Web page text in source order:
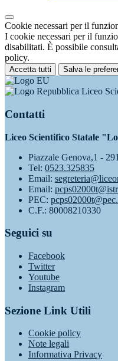
Cookie necessari per il
I cookie necessari per il
disabilitati. È possibile
policy.
Accetta tutti Salva le
Liceo
Contatti
Liceo Scientifico Statale
Piazzale Genova,1 -
Tel: 0523.325835
Email:
Email:
PEC:
C.F.: 80008210330
Seguici su
Facebook
Twitter
Youtube
Instagram
Sezione Link Utili
Cookie policy
Note legali
Informativa Privacy